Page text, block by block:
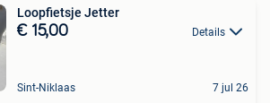
Loopfietsje Jetter
€ 15,00 Details
Sint-Niklaas 7 jul 26